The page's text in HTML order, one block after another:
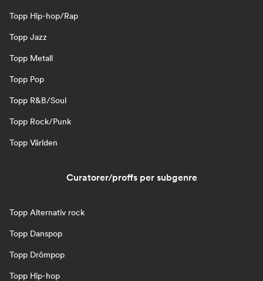
Topp Hip-hop/Rap
Topp Jazz
Topp Metall
Topp Pop
Topp R&B/Soul
Topp Rock/Punk
Topp Världen
Curatorer/proffs per subgenre
Topp Alternativ rock
Topp Danspop
Topp Drömpop
Topp Hip-hop